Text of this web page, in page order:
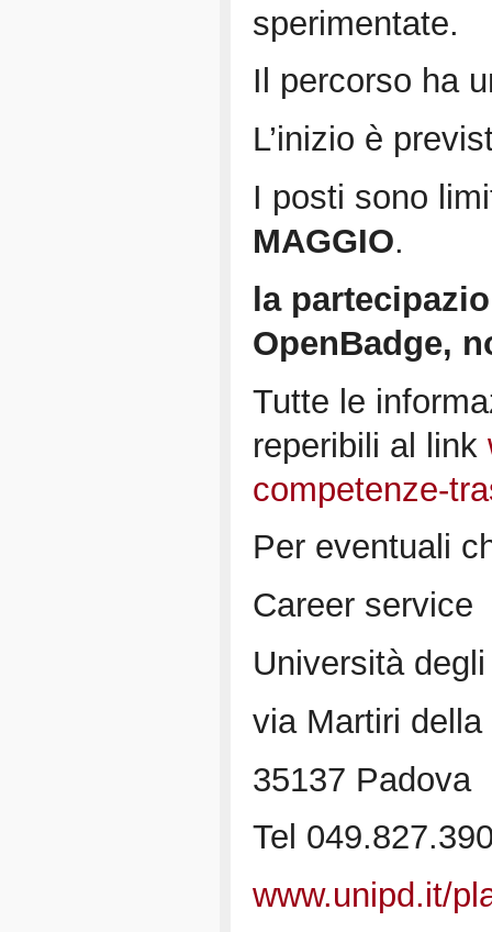
sperimentate.
Il percorso ha
L’inizio è
I posti sono
MAGGIO.
la
OpenBadge,
Tutte le
reperibili al link
competenze-
Per eventuali
Career service
Università
via Martiri
35137 Padova
Tel
www.unipd.it/